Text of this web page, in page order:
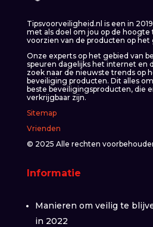
Tipsvoorveiligheid.nl is een in
met als doel om jou op de hoogte
voorzien van de producten op het
Onze experts op het gebied van
speuren dagelijks het internet en
zoek naar de nieuwste trends op
beveiliging producten. Dit alles
beste beveiligingsproducten, die
verkrijgbaar zijn.
Sitemap
Vrienden
© 2025 Alle rechten
Informatie
Manieren om veilig te
in 2022